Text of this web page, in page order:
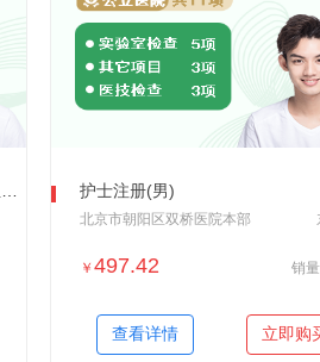
＋加入对比
护士注册(男)
北京市朝阳区双桥医院本部
￥ 497.42 销
查看详情 立即购